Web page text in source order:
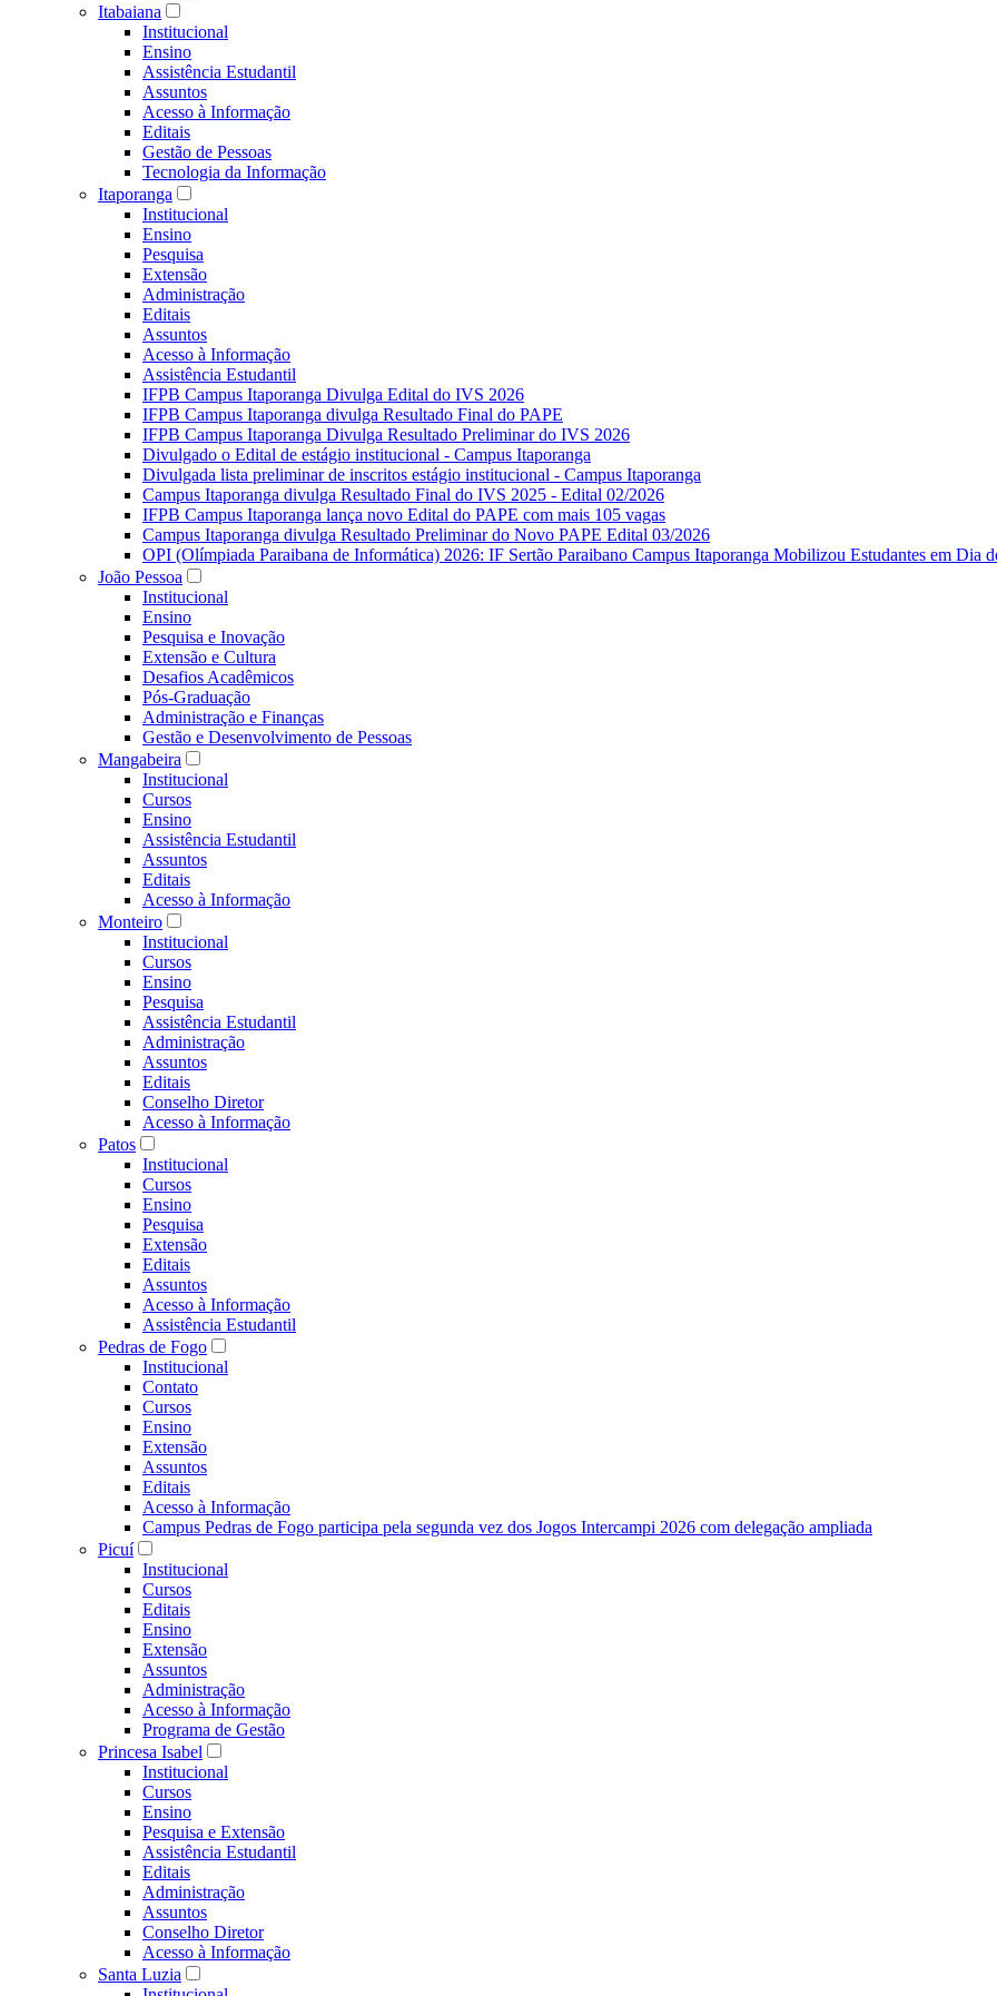
Itabaiana
Institucional
Ensino
Assistência Estudantil
Assuntos
Acesso à Informação
Editais
Gestão de Pessoas
Tecnologia da Informação
Itaporanga
Institucional
Ensino
Pesquisa
Extensão
Administração
Editais
Assuntos
Acesso à Informação
Assistência Estudantil
IFPB Campus Itaporanga Divulga Edital do IVS 2026
IFPB Campus Itaporanga divulga Resultado Final do PAPE
IFPB Campus Itaporanga Divulga Resultado Preliminar do IVS 2026
Divulgado o Edital de estágio institucional - Campus Itaporanga
Divulgada lista preliminar de inscritos estágio institucional - Campus Itaporanga
Campus Itaporanga divulga Resultado Final do IVS 2025 - Edital 02/2026
IFPB Campus Itaporanga lança novo Edital do PAPE com mais 105 vagas
Campus Itaporanga divulga Resultado Preliminar do Novo PAPE Edital 03/2026
OPI (Olímpiada Paraibana de Informática) 2026: IF Sertão Paraibano Campus Itaporanga Mobilizou Estudantes em Dia
João Pessoa
Institucional
Ensino
Pesquisa e Inovação
Extensão e Cultura
Desafios Acadêmicos
Pós-Graduação
Administração e Finanças
Gestão e Desenvolvimento de Pessoas
Mangabeira
Institucional
Cursos
Ensino
Assistência Estudantil
Assuntos
Editais
Acesso à Informação
Monteiro
Institucional
Cursos
Ensino
Pesquisa
Assistência Estudantil
Administração
Assuntos
Editais
Conselho Diretor
Acesso à Informação
Patos
Institucional
Cursos
Ensino
Pesquisa
Extensão
Editais
Assuntos
Acesso à Informação
Assistência Estudantil
Pedras de Fogo
Institucional
Contato
Cursos
Ensino
Extensão
Assuntos
Editais
Acesso à Informação
Campus Pedras de Fogo participa pela segunda vez dos Jogos Intercampi 2026 com delegação ampliada
Picuí
Institucional
Cursos
Editais
Ensino
Extensão
Assuntos
Administração
Acesso à Informação
Programa de Gestão
Princesa Isabel
Institucional
Cursos
Ensino
Pesquisa e Extensão
Assistência Estudantil
Editais
Administração
Assuntos
Conselho Diretor
Acesso à Informação
Santa Luzia